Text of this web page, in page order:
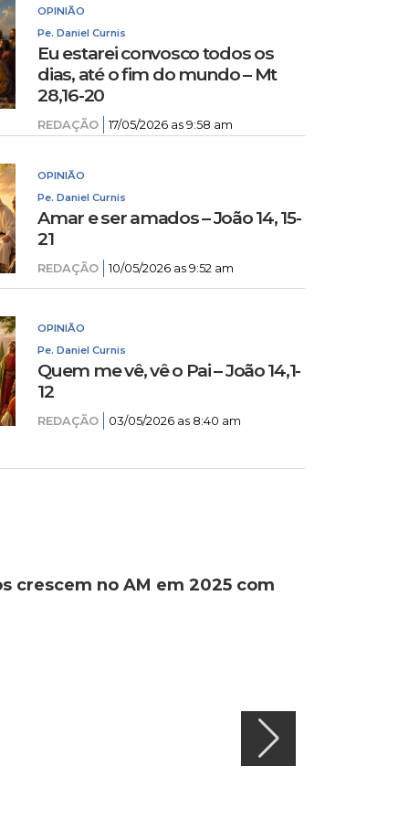
OPINIÃO
Pe. Daniel Curnis
Eu estarei convosco todos os
dias, até o fim do mundo – Mt
28,16-20
REDAÇÃO 17/05/2026 as 9:58 am
OPINIÃO
Pe. Daniel Curnis
Amar e ser amados – João 14, 15-
21
REDAÇÃO 10/05/2026 as 9:52 am
OPINIÃO
Pe. Daniel Curnis
Quem me vê, vê o Pai – João 14,1-
12
REDAÇÃO 03/05/2026 as 8:40 am
crescem no AM em 2025 com